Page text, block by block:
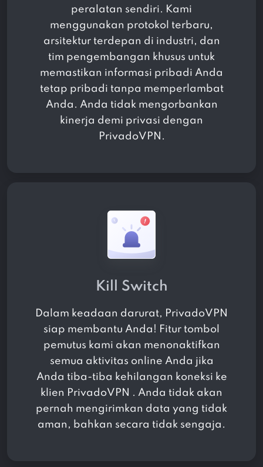
peralatan sendiri. Kami
menggunakan protokol terbaru,
arsitektur terdepan di industri, dan
tim pengembangan khusus untuk
memastikan informasi pribadi Anda
tetap pribadi tanpa memperlambat
Anda. Anda tidak mengorbankan
kinerja demi privasi dengan
PrivadoVPN.
Kill Switch
Dalam keadaan darurat, PrivadoVPN
siap membantu Anda! Fitur tombol
pemutus kami akan menonaktifkan
semua aktivitas online Anda jika
Anda tiba-tiba kehilangan koneksi ke
klien PrivadoVPN . Anda tidak akan
pernah mengirimkan data yang tidak
aman, bahkan secara tidak sengaja.